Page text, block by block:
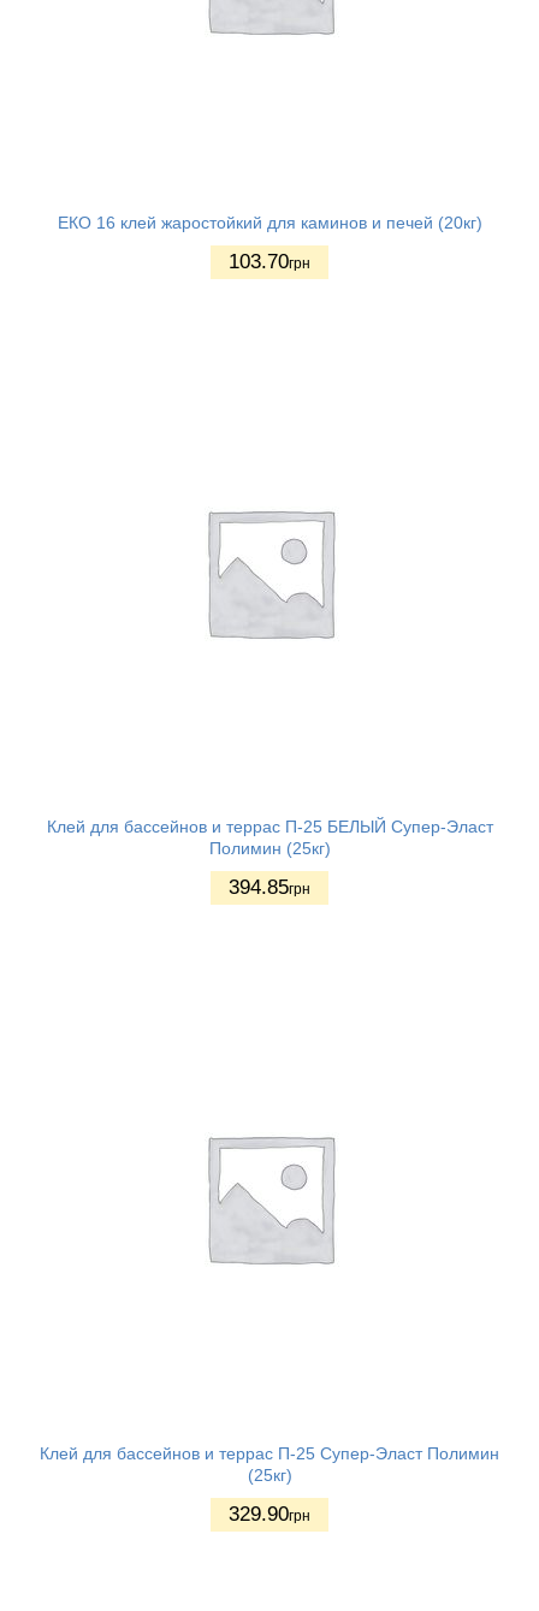
ЕКО 16 клей жаростойкий для каминов и печей (20кг)
103.70грн
Клей для бассейнов и террас П-25 БЕЛЫЙ Супер-Эласт
Полимин (25кг)
394.85грн
Клей для бассейнов и террас П-25 Супер-Эласт Полимин
(25кг)
329.90грн